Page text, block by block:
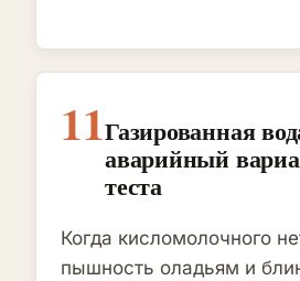
11Газированная
аварийный
теста
Когда кисломолочного
пышность оладьям и